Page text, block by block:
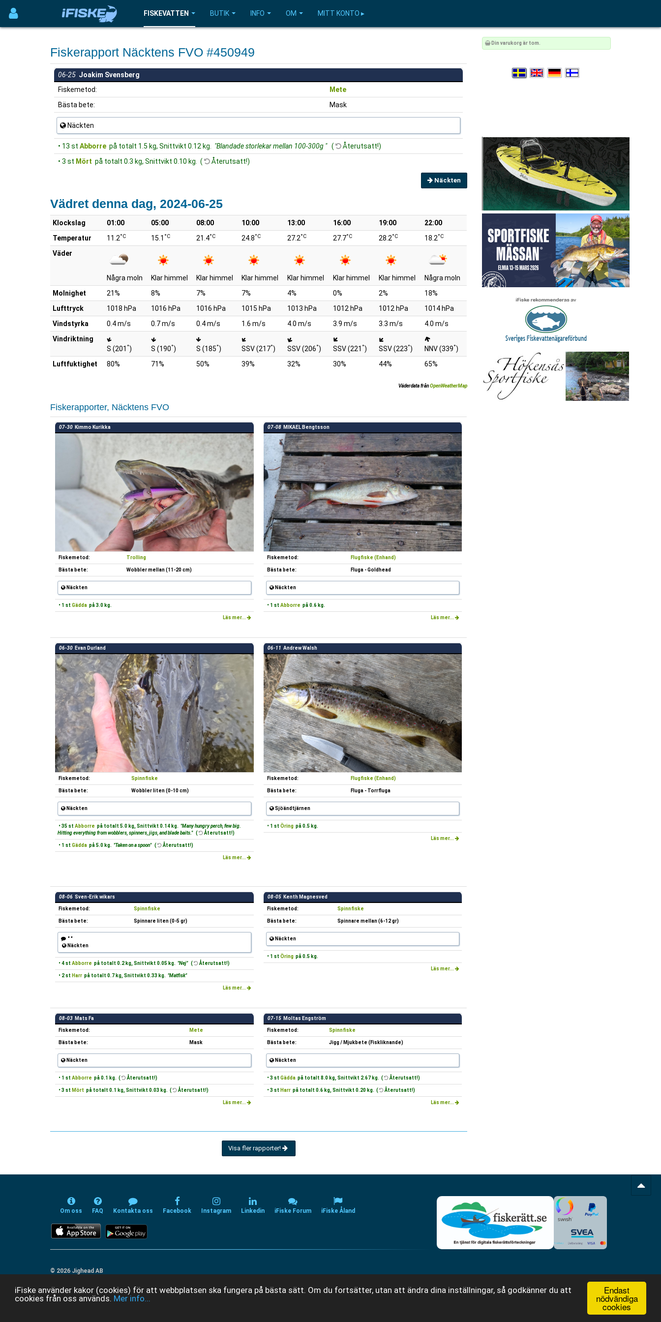
Endast
nödvändiga
cookies
iFiske använder kakor (cookies) för att webbplatsen ska fungera på bästa sätt. Om du fortsätter, utan att ändra dina inställningar, så godkänner du att
cookies från oss används. Mer info...
FISKEVATTEN BUTIK INFO OM MITT KONTO ▸
Fiskerapport Näcktens FVO #450949
06-25 Joakim Svensberg
Fiskemetod:
Mete
Bästa bete:
Mask
Näckten
• 13 st Abborre på totalt 1.5 kg, Snittvikt 0.12 kg. "Blandade storlekar mellan 100-300g " (
Återutsatt!)
• 3 st Mört på totalt 0.3 kg, Snittvikt 0.10 kg. ( Återutsatt!)
Näckten
Vädret denna dag, 2024-06-25
Klockslag 01:00 05:00 08:00 10:00 13:00 16:00 19:00
22:00
Temperatur
11.2°C 15.1 °C 21.4°C 24.8°C 27.2°C 27.7°C 28.2°C 18.2°C
Väder
Några moln Klar himmel Klar himmel Klar himmel Klar himmel Klar himmel Klar himmel
Några moln
Molnighet
21% 8% 7% 7% 4% 0% 2%
18%
Lufttryck
1018 hPa 1016 hPa 1016 hPa 1015 hPa 1013 hPa 1012 hPa 1012 hPa
1014 hPa
Vindstyrka
0.4 m/s 0.7 m/s 0.4 m/s 1.6 m/s 4.0 m/s 3.9 m/s 3.3 m/s
4.0 m/s
Vindriktning
S (201 °) S (190°) S (185°) SSV (217°) SSV (206°) SSV (221 °) SSV (223°) NNV (339°)
Luftfuktighet
80% 71% 50% 39% 32% 30% 44% 65%
Väderdata frånOpenWeatherMap
Fiskerapporter, Näcktens FVO
07-30 Kimmo Kurikka
Fiskemetod: Trolling
Bästa bete: Wobbler mellan (11-20 cm)
Näckten
• 1 st Gädda på 3.0 kg.
Läs mer...
07-08 MIKAEL Bengtsson
Fiskemetod: Flugfiske (Enhand)
Bästa bete: Fluga - Goldhead
Näckten
• 1 st Abborre på 0.6 kg.
Läs mer...
06-30 Evan Durland
Fiskemetod: Spinnfiske
Bästa bete: Wobbler liten (0-10 cm)
Näckten
• 35 st Abborre på totalt 5.0 kg, Snittvikt 0.14 kg. "Many hungry perch, few big.
Hitting everything from wobblers, spinners, jigs, and blade baits." ( Återutsatt!)
• 1 st Gädda på 5.0 kg. "Taken on a spoon" ( Återutsatt!)
Läs mer...
06-11 Andrew Walsh
Fiskemetod: Flugfiske (Enhand)
Bästa bete: Fluga - Torrfluga
Sjöändtjärnen
• 1 st Öring på 0.5 kg.
Läs mer...
08-06 Sven-Erik wikars
Fiskemetod: Spinnfiske
Bästa bete: Spinnare liten (0-5 gr)
" "
Näckten
• 4 st Abborre på totalt 0.2 kg, Snittvikt 0.05 kg. "Nej" ( Återutsatt!)
• 2 st Harr på totalt 0.7 kg, Snittvikt 0.33 kg. "Matfisk"
Läs mer...
08-05 Kenth Magnesved
Fiskemetod: Spinnfiske
Bästa bete: Spinnare mellan (6-12 gr)
Näckten
• 1 st Öring på 0.5 kg.
Läs mer...
08-03 Mats Fa
Fiskemetod: Mete
Bästa bete: Mask
Näckten
• 1 st Abborre på 0.1 kg. ( Återutsatt!)
• 3 st Mört på totalt 0.1 kg, Snittvikt 0.03 kg. ( Återutsatt!)
Läs mer...
07-15 Moltas Engström
Fiskemetod: Spinnfiske
Bästa bete: Jigg / Mjukbete (Fiskliknande)
Näckten
• 3 st Gädda på totalt 8.0 kg, Snittvikt 2.67 kg. ( Återutsatt!)
• 3 st Harr på totalt 0.6 kg, Snittvikt 0.20 kg. ( Återutsatt!)
Läs mer...
Visa fler rapporter!
Din varukorg är tom.
Om oss FAQ Kontakta oss Facebook Instagram Linkedin iFiske Forum iFiske Åland
© 2026 Jighead AB